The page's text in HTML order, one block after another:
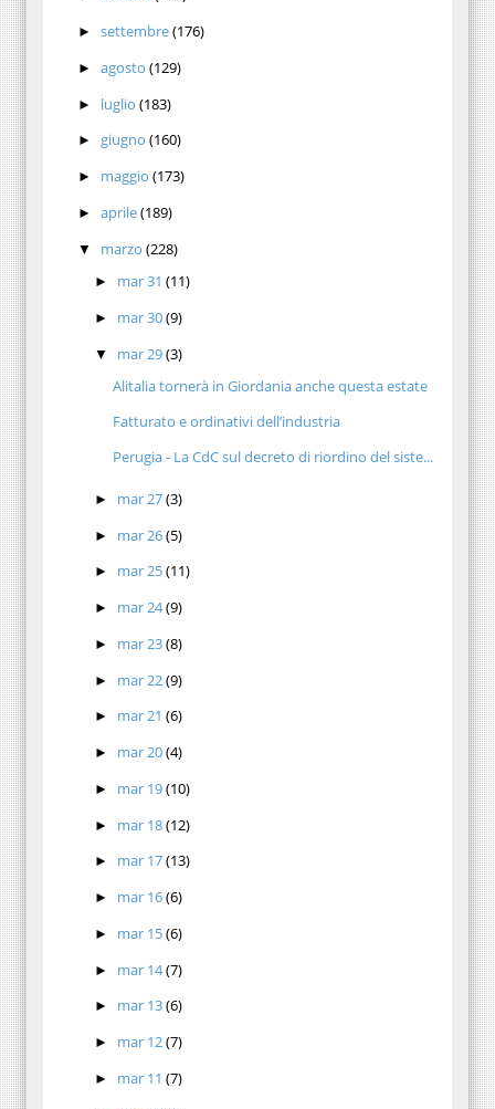
► settembre(176)
► agosto (129)
► luglio (183)
► giugno (160)
► maggio (173)
► aprile(189)
▼ marzo (228)
► mar 31(11)
► mar 30(9)
▼ mar 29(3)
Alitalia tornerà in Giordania anche questa estate
Fatturato e ordinativi dell’industria
Perugia - La CdC sul decreto di riordino del siste...
► mar 27(3)
► mar 26(5)
► mar 25(11)
► mar 24(9)
► mar 23(8)
► mar 22(9)
► mar 21(6)
► mar 20(4)
► mar 19(10)
► mar 18(12)
► mar 17(13)
► mar 16(6)
► mar 15(6)
► mar 14(7)
► mar 13(6)
► mar 12(7)
► mar 11(7)